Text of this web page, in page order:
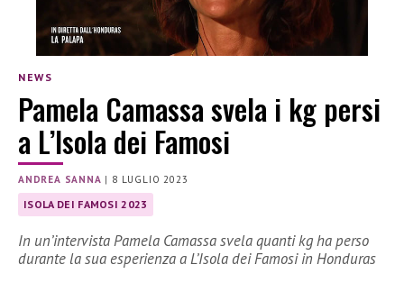
NEWS
Pamela Camassa svela i kg persi
a L’Isola dei Famosi
ANDREA SANNA | 8 LUGLIO 2023
ISOLA DEI FAMOSI 2023
In un’intervista Pamela Camassa svela quanti kg ha perso
durante la sua esperienza a L’Isola dei Famosi in Honduras